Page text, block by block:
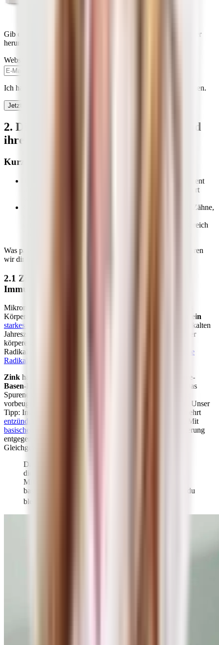
Gib deine E-Mail-Adresse im Formular an, um dir den Ratgeber
herunterzuladen:
Website
Ich habe die zur Kenntnis genommen.
Jetzt herunterladen
2. Die wichtigsten Mikronährstoffe und
ihre Funktionen
Kurz & Knapp
Jedes Vitamin, jeder Mineralstoff und jedes Spurenelement
übernimmt spezifische Aufgaben im Körper und reguliert
Gesunde Haut, Haare und Nägel, starke Knochen und Zähne,
erfährst du, welche Mikronährstoffe du für welchen Bereich
Was passiert, wenn dir wichtige Mikronährstoffe fehlen, erklären
wir dir im
2.1 Zink und Vitamin C: für ein starkes
Immunsystem
Mikronährstoffe beteiligen sich an allen Grundfunktionen des
Körpers. Bestimmt weißt du, dass
Vitamin C und Zink für ein
starkes Immunsystem
besonders wichtig sind – gerade in der kalten
Jahreszeit. Vitamin C als potentes
ist gut für unser
körpereigenes Abwehrsystem und dient neben Zink als
Radikalfänger. Es bietet deinen Zellen also Schutz gegen
freie
Radikale
Zink hat außerdem eine besondere Bedeutung für den
Säure-
Basen-Haushalt
, Haut und Nägel gesund. Das
Spurenelement kann Entzündungen und einer
vorbeugen beziehungsweise ausgleichende Wirkung zeigen. Unser
Tipp: Integriere im Falle von Entzündungen unbedingt vermehrt
entzündungshemmende Lebensmittel
in deinen Speiseplan. Mit
basischen Lebensmitteln
wirkst du zusätzlich einer Übersäuerung
entgegen und hältst deinen Säure-Basen-Haushalt im
Gleichgewicht.
Das ist besonders wichtig, weil dieses Gleichgewicht
die Grundlage für die zelluläre Verwertung von
Mikronährstoffen bildet. In einem überwiegend
basischen Milieu entstehen seltener Krankheiten und du
bleibst leichter gesund.